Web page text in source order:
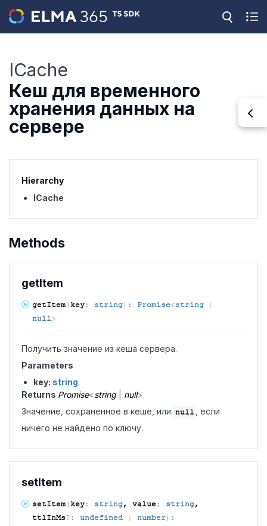
ICache
Кеш для временного
хранения данных на
сервере
Hierarchy
ICache
Methods
getItem
getItem(key: string) : Promise<string |
null>
Получить значение из кеша сервера.
Parameters
key: string
Returns Promise<string| null>
Значение, сохраненное в кеше, или null
, если
ничего не найдено по ключу.
setItem
setItem(key: string, value: string,
ttlInMs?: undefined | number) :